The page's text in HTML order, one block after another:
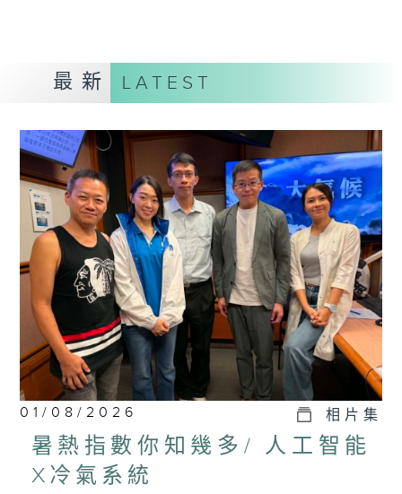
最新 LATEST
01/08/2026 相片集
暑熱指數你知幾多/ 人工智能
X冷氣系統